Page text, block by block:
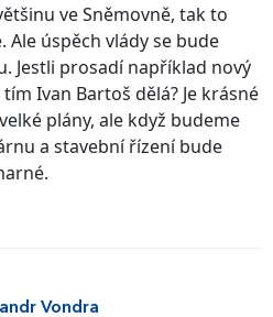
ve Sněmovně, tak to
úspěch vlády se bude
Jestli prosadí například nový
Ivan Bartoš dělá? Je krásné
plány, ale když budeme
a stavební řízení bude
Vondra